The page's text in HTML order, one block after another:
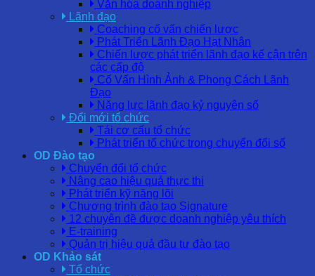
Văn hóa doanh nghiệp
Lãnh đạo
Coaching cố vấn chiến lược
Phát Triển Lãnh Đạo Hạt Nhân
Chiến lược phát triển lãnh đạo kế cận trên
các cấp độ
Cố Vấn Hình Ảnh & Phong Cách Lãnh
Đạo
Năng lực lãnh đạo kỷ nguyên số
Đổi mới tổ chức
Tái cơ cấu tổ chức
Phát triển tổ chức trong chuyển đổi số
OD Đào tạo
Chuyển đổi tổ chức
Nâng cao hiệu quả thực thi
Phát triển kỹ năng lõi
Chương trình đào tạo Signature
12 chuyên đề được doanh nghiệp yêu thích
E-training
Quản trị hiệu quả đầu tư đào tạo
OD Khảo sát
Tổ chức